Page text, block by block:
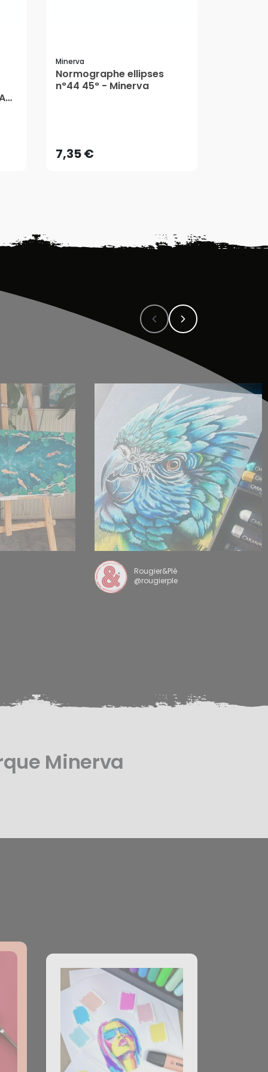
Minerva
Normographe ellipses
n°44 45° - Minerva
7,35 €AJOUTER AU PANIER
Rougier&Plé
@rougierple
Minerva